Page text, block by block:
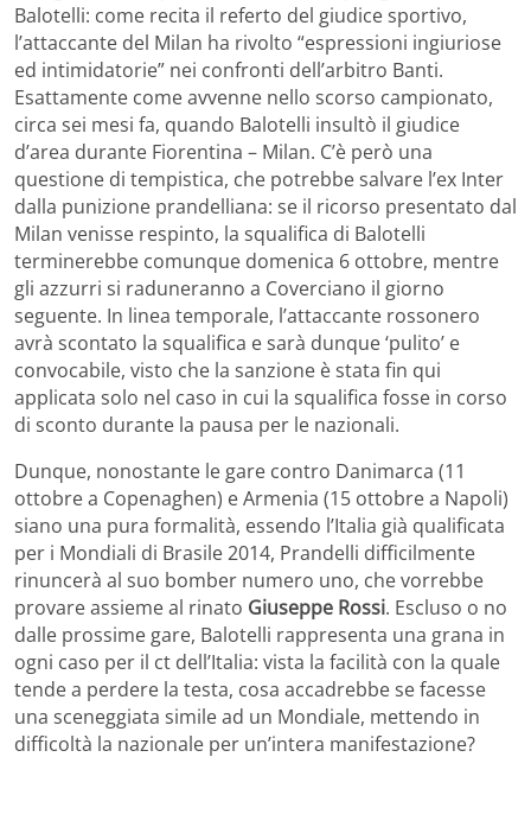
Balotelli: come recita il referto del giudice sportivo,
l’attaccante del Milan ha rivolto “espressioni ingiuriose
ed intimidatorie” nei confronti dell’arbitro Banti.
Esattamente come avvenne nello scorso campionato,
circa sei mesi fa, quando Balotelli insultò il giudice
d’area durante Fiorentina – Milan. C’è però una
questione di tempistica, che potrebbe salvare l’ex Inter
dalla punizione prandelliana: se il ricorso presentato dal
Milan venisse respinto, la squalifica di Balotelli
terminerebbe comunque domenica 6 ottobre, mentre
gli azzurri si raduneranno a Coverciano il giorno
seguente. In linea temporale, l’attaccante rossonero
avrà scontato la squalifica e sarà dunque ‘pulito’ e
convocabile, visto che la sanzione è stata fin qui
applicata solo nel caso in cui la squalifica fosse in corso
di sconto durante la pausa per le nazionali.
Dunque, nonostante le gare contro Danimarca (11
ottobre a Copenaghen) e Armenia (15 ottobre a Napoli)
siano una pura formalità, essendo l’Italia già qualificata
per i Mondiali di Brasile 2014, Prandelli difficilmente
rinuncerà al suo bomber numero uno, che vorrebbe
provare assieme al rinato Giuseppe Rossi. Escluso o no
dalle prossime gare, Balotelli rappresenta una grana in
ogni caso per il ct dell’Italia: vista la facilità con la quale
tende a perdere la testa, cosa accadrebbe se facesse
una sceneggiata simile ad un Mondiale, mettendo in
difficoltà la nazionale per un’intera manifestazione?